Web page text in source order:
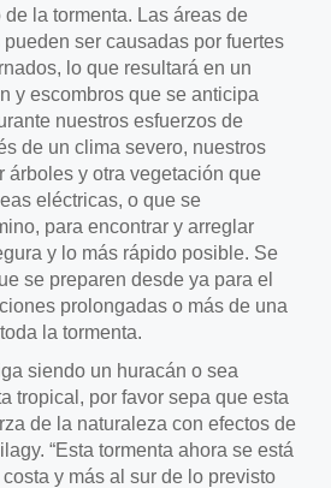
la tormenta. Las áreas de
ser causadas por fuertes
lo que resultará en un
y escombros que se anticipa
nuestros esfuerzos de
de un clima severo, nuestros
árboles y otra vegetación que
eléctricas, o que se
para encontrar y arreglar
y lo más rápido posible. Se
se preparen desde ya para el
prolongadas o más de una
la tormenta.
siendo un huracán o sea
tropical, por favor sepa que esta
de la naturaleza con efectos de
“Esta tormenta ahora se está
y más al sur de lo previsto